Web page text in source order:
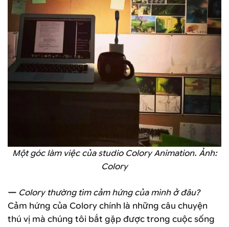
Một góc làm việc của studio Colory Animation. Ảnh:
Colory
— Colory thường tìm cảm hứng của mình ở đâu?
Cảm hứng của Colory chính là những câu chuyện
thú vị mà chúng tôi bắt gặp được trong cuộc sống